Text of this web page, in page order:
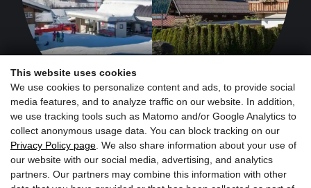
This website uses cookies
We use cookies to personalize content and ads, to provide social
media features, and to analyze traffic on our website. In addition,
we use tracking tools such as Matomo and/or Google Analytics to
collect anonymous usage data. You can block tracking on our
Privacy Policy page . We also share information about your use of
our website with our social media, advertising, and analytics
partners. Our partners may combine this information with other
Iscriviti ora alla newsletter